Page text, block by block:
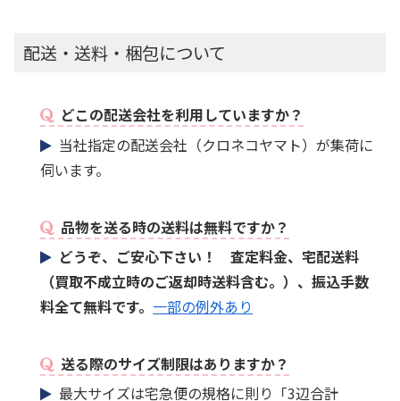
配送・送料・梱包について
どこの配送会社を利用していますか？
当社指定の配送会社（クロネコヤマト）が集荷に
伺います。
品物を送る時の送料は無料ですか？
どうぞ、ご安心下さい！ 査定料金、宅配送料
（買取不成立時のご返却時送料含む。）、振込手数
料全て無料です。 一部の例外あり
送る際のサイズ制限はありますか？
最大サイズは宅急便の規格に則り「3辺合計